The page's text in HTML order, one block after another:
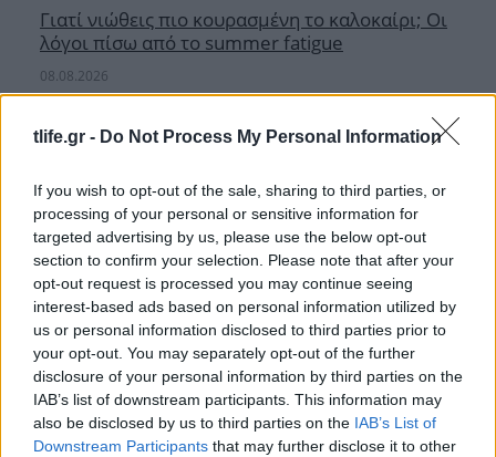
tlife.gr - Do Not Process My Personal Information
If you wish to opt-out of the sale, sharing to third parties, or
processing of your personal or sensitive information for
targeted advertising by us, please use the below opt-out
section to confirm your selection. Please note that after your
opt-out request is processed you may continue seeing
interest-based ads based on personal information utilized by
us or personal information disclosed to third parties prior to
your opt-out. You may separately opt-out of the further
disclosure of your personal information by third parties on the
IAB’s list of downstream participants. This information may
also be disclosed by us to third parties on the IAB’s List of
Downstream Participants that may further disclose it to other
Γιατί νιώθεις πιο κουρασμένη το καλοκαίρι; Οι
λόγοι πίσω από το summer fatigue
08.08.2026